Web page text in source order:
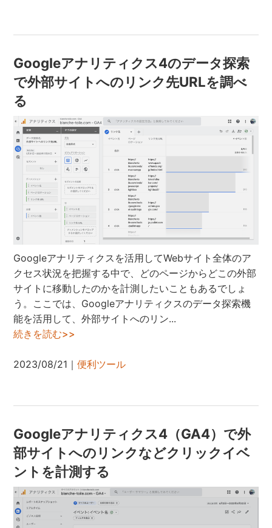
Googleアナリティクス4のデータ探索
で外部サイトへのリンク先URLを調べ
る
Googleアナリティクスを活用してWebサイト全体のア
クセス状況を把握する中で、どのページからどこの外部
サイトに移動したのかを計測したいこともあるでしょ
う。ここでは、Googleアナリティクスのデータ探索機
能を活用して、外部サイトへのリン...
続きを読む>>
2023/08/21｜便利ツール
Googleアナリティクス4（GA4）で外
部サイトへのリンクなどクリックイベ
ントを計測する